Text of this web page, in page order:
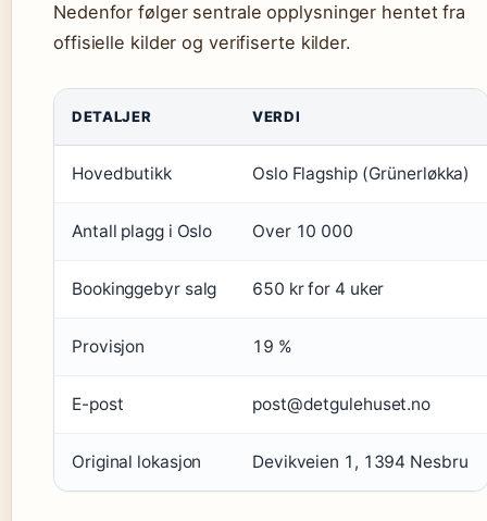
Nedenfor følger sentrale opplysninger hentet fra
offisielle kilder og verifiserte kilder.
DETALJER VERDI
Hovedbutikk Oslo Flagship (Grünerløkka)
Antall plagg i Oslo Over 10 000
Bookinggebyr salg 650 kr for 4 uker
Provisjon 19 %
E-post post@detgulehuset.no
Original lokasjon Devikveien 1, 1394 Nesbru